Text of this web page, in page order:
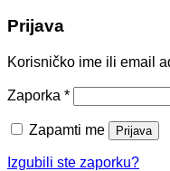
Prijava
Korisničko ime ili email
Zaporka *
Zapamti me Prijava
Izgubili ste zaporku?